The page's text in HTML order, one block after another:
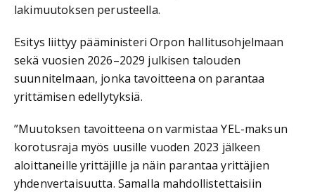
lakimuutoksen perusteella.
Esitys liittyy pääministeri Orpon hallitusohjelmaan
sekä vuosien 2026–2029 julkisen talouden
suunnitelmaan, jonka tavoitteena on parantaa
yrittämisen edellytyksiä.
”Muutoksen tavoitteena on varmistaa YEL-maksun
korotusraja myös uusille vuoden 2023 jälkeen
aloittaneille yrittäjille ja näin parantaa yrittäjien
yhdenvertaisuutta. Samalla mahdollistettaisiin